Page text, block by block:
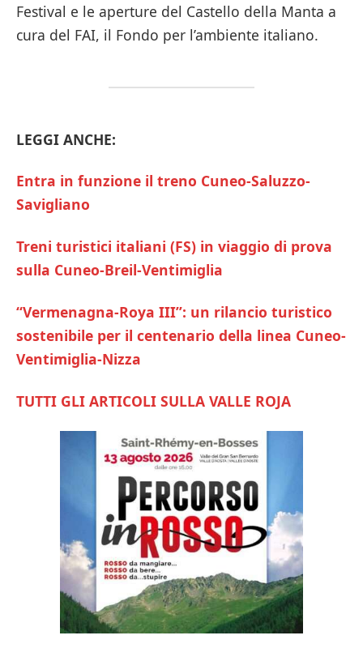
Festival e le aperture del Castello della Manta a
cura del FAI, il Fondo per l’ambiente italiano.
LEGGI ANCHE:
Entra in funzione il treno Cuneo-Saluzzo-
Savigliano
Treni turistici italiani (FS) in viaggio di prova
sulla Cuneo-Breil-Ventimiglia
“Vermenagna-Roya III”: un rilancio turistico
sostenibile per il centenario della linea Cuneo-
Ventimiglia-Nizza
TUTTI GLI ARTICOLI SULLA VALLE ROJA